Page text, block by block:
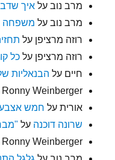
מרב נוב עלאיך
מרב נוב על משפחה
רוזה מרציפן על
רוזה מרציפן עלכל
חיים על הבנאליות
Ronny Weinberger
אורית על חמש
שרונה דוכנה על
Ronny Weinberger